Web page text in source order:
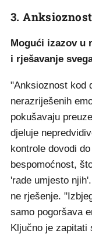
3. Anksioznost
Mogući izazov u
i rješavanje
"Anksioznost kod
nerazriješenih
pokušavaju
djeluje
kontrole dovodi
bespomoćnost,
'rade umjesto
ne rješenje.
samo pogoršava
Ključno je zapitati